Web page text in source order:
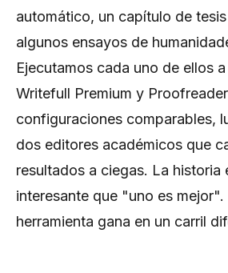
automático, un capítulo de
algunos ensayos de
Ejecutamos cada uno de ellos
Writefull Premium y
configuraciones comparables,
dos editores académicos que
resultados a ciegas. La historia
interesante que "uno es mejor".
herramienta gana en un carril